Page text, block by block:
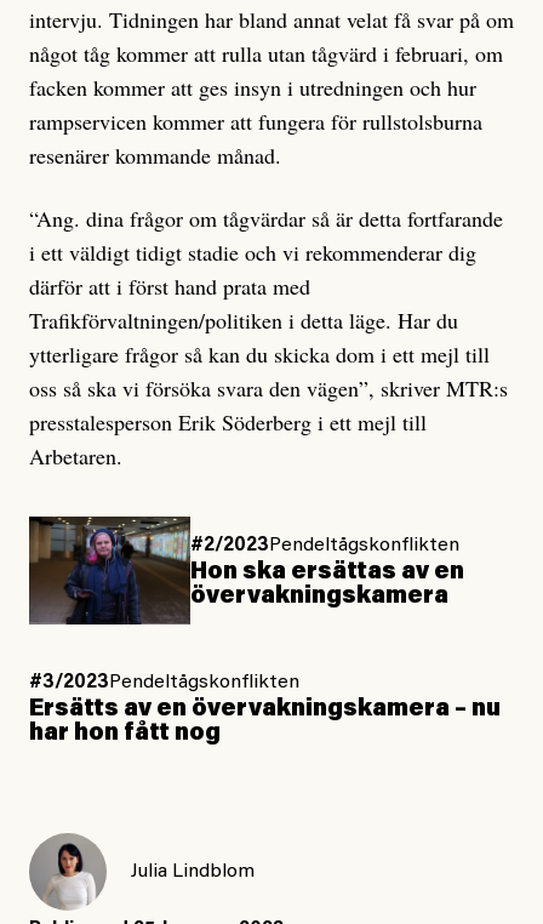
intervju. Tidningen har bland annat velat få svar på om
något tåg kommer att rulla utan tågvärd i februari, om
facken kommer att ges insyn i utredningen och hur
rampservicen kommer att fungera för rullstolsburna
resenärer kommande månad.
“​​Ang. dina frågor om tågvärdar så är detta fortfarande
i ett väldigt tidigt stadie och vi rekommenderar dig
därför att i först hand prata med
Trafikförvaltningen/politiken i detta läge. Har du
ytterligare frågor så kan du skicka dom i ett mejl till
oss så ska vi försöka svara den vägen”, skriver MTR:s
presstalesperson Erik Söderberg i ett mejl till
Arbetaren.
#2/2023Pendeltågskonflikten
Hon ska ersättas av en
övervaknings­kamera
#3/2023 Pendeltågskonflikten
Ersätts av en övervaknings­kamera – nu
har hon fått nog
Julia Lindblom